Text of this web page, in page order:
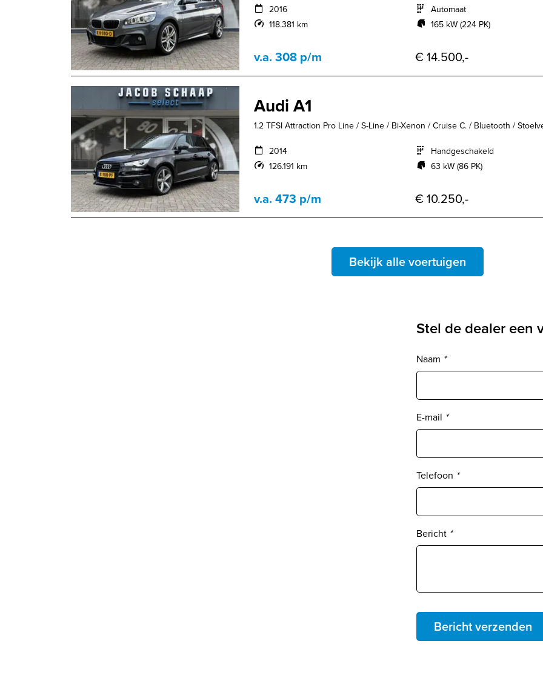
2016
118.381 km
Automaat
165 kW (224 PK)
v.a. 308 p/m € 14.500,-
Audi A1
1.2 TFSI Attraction Pro Line / S-Line / Bi-Xenon / Cruise C. / Bluetooth /
2014
126.191 km
Handgeschakeld
63 kW (86 PK)
v.a. 473 p/m € 10.250,-
Bekijk alle voertuigen
Stel de dealer een
Naam *
E-mail *
Telefoon *
Bericht *
Bericht verzenden